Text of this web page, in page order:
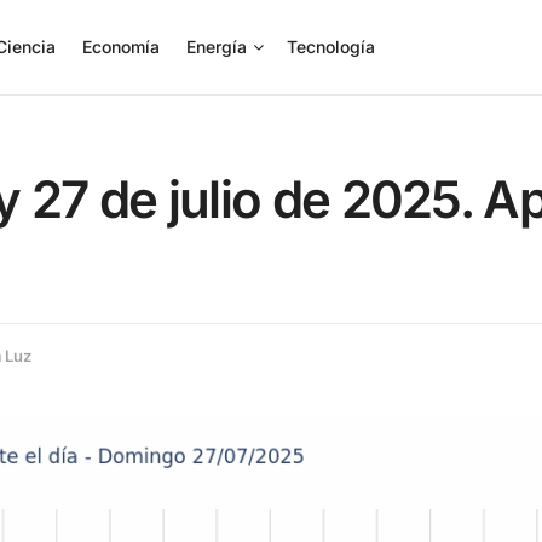
Economía Energía Tecnología
27 de julio de 2025.
Luz